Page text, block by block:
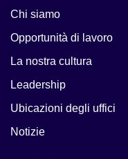
Chi siamo
Opportunità di lavoro
La nostra cultura
Leadership
Ubicazioni degli uffici
Notizie